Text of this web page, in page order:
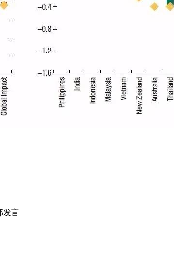
发言